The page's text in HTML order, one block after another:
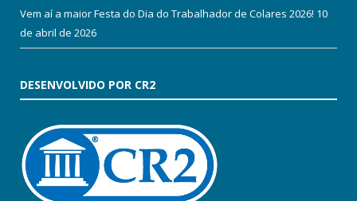
Vem aí a maior Festa do Dia do Trabalhador de Colares 2026! 10
de abril de 2026
DESENVOLVIDO POR CR2